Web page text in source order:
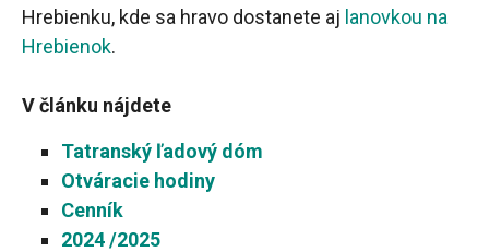
Hrebienku, kde sa hravo dostanete aj lanovkou na
Hrebienok.
V článku nájdete
Tatranský ľadový dóm
Otváracie hodiny
Cenník
2024 /2025